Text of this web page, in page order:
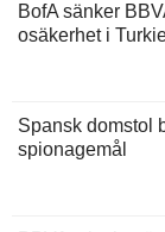
BofA sänker
osäkerhet i
Spansk domstol
spionagemål